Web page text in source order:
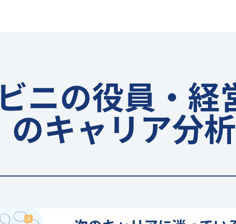
ニの役員・経
のキャリア分析